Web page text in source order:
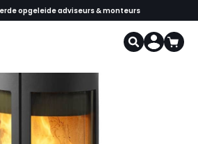
1000+ kachels en haarden in onze